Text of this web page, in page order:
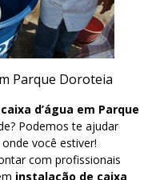
Parque Doroteia
d’água em Parque
Podemos te ajudar
você estiver!
com profissionais
instalação de caixa